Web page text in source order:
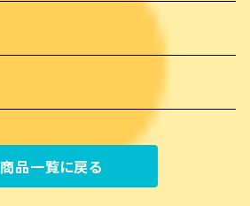
商品一覧に戻る